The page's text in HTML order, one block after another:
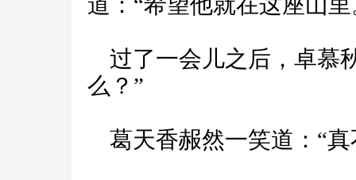
过了一会儿之后，卓慕
么？”
葛天香赧然一笑道：“